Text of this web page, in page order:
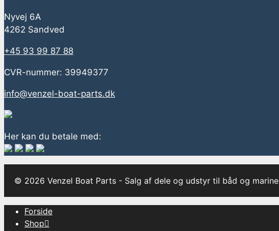
Nyvej 6A
4262 Sandved
+45 93 99 87 88
CVR-nummer: 39949377
info@venzel-boat-parts.dk
Her kan du betale med:
© 2026 Venzel Boat Parts - Salg af dele og udstyr til båd og marine
Forside
Shop